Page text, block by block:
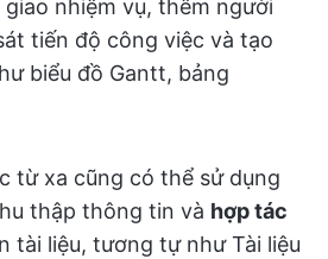
nhiệm vụ, thêm người
tiến độ công việc và tạo
biểu đồ Gantt, bảng
từ xa cũng có thể sử dụng
thập thông tin và hợp tác
tài liệu, tương tự như Tài liệu